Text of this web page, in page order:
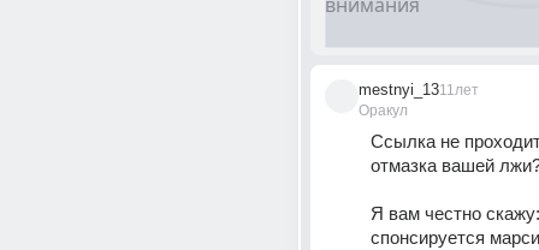
mestnyi_13
Оракул
11лет
Ссылка не
отмазка вашей
Я вам честно
спонсируется